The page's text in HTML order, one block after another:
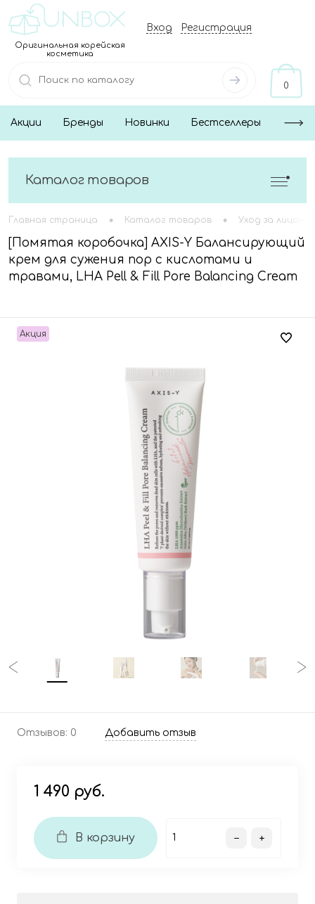
Оригинальная корейская
косметика
Вход Регистрация
0
Акции Бренды Новинки Бестселлеры
Каталог товаров
Главная страница • Каталог товаров • Уход за лицом
[Помятая коробочка] AXIS-Y Балансирующий
крем для сужения пор с кислотами и
травами, LHA Pell & Fill Pore Balancing Cream
Акция
Отзывов: 0 Добавить отзыв
1 490 руб.
В корзину